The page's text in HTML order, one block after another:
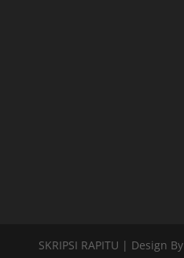
SKRIPSI RAPITU | Design By